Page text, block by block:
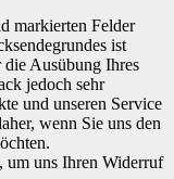
markierten Felder
ist
Ausübung Ihres
jedoch sehr
und unseren Service
wenn Sie uns den
uns Ihren Widerruf